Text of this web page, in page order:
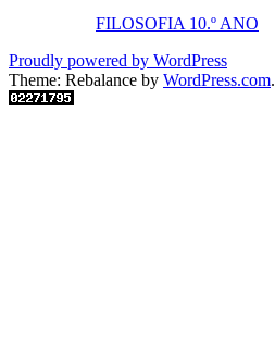
FILOSOFIA 10.º ANO
Proudly powered by WordPress
Theme: Rebalance by WordPress.com.